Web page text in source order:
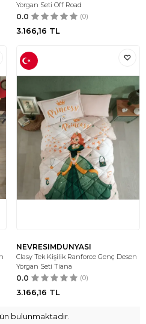
Yorgan Seti Off Road
0.0 (0)
3.166,16 TL
NEVRESIMDUNYASI
Clasy Tek Kişilik Ranforce Genç Desen
Yorgan Seti Tiana
0.0 (0)
3.166,16 TL
bulunmaktadır.